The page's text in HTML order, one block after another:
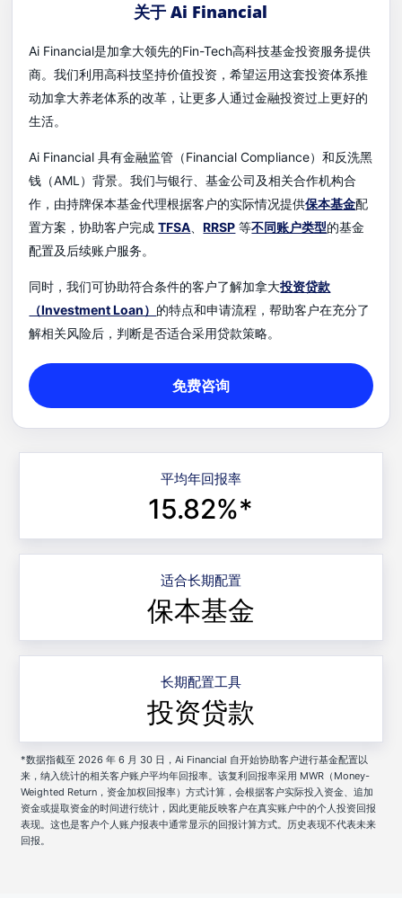
关于 Ai Financial
Ai Financial是加拿大领先的Fin-Tech高科技基金投资服务提供
商。我们利用高科技坚持价值投资，希望运用这套投资体系推
动加拿大养老体系的改革，让更多人通过金融投资过上更好的
生活。
Ai Financial 具有金融监管（Financial Compliance）和反洗黑
钱（AML）背景。我们与银行、基金公司及相关合作机构合
作，由持牌保本基金代理根据客户的实际情况提供保本基金配
置方案，协助客户完成TFSA 、RRSP 等不同账户类型的基金
配置及后续账户服务。
同时，我们可协助符合条件的客户了解加拿大投资贷款
（Investment Loan） 的特点和申请流程，帮助客户在充分了
解相关风险后，判断是否适合采用贷款策略。
免费咨询
平均年回报率
15.82%*
适合长期配置
保本基金
长期配置工具
投资贷款
*数据指截至 2026 年 6 月 30 日，Ai Financial 自开始协助客户进行基金配置以
来，纳入统计的相关客户账户平均年回报率。该复利回报率采用 MWR（Money-
Weighted Return，资金加权回报率）方式计算，会根据客户实际投入资金、追加
资金或提取资金的时间进行统计，因此更能反映客户在真实账户中的个人投资回报
表现。这也是客户个人账户报表中通常显示的回报计算方式。历史表现不代表未来
回报。